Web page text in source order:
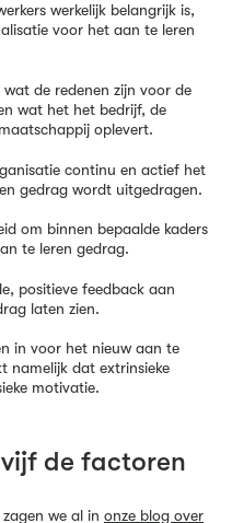
werkelijk belangrijk is,
voor het aan te leren
de redenen zijn voor de
wat het het bedrijf, de
oplevert.
continu en actief het
gedrag wordt uitgedragen.
om binnen bepaalde kaders
te leren gedrag.
positieve feedback aan
laten zien.
in voor het nieuw aan te
namelijk dat extrinsieke
motivatie.
de factoren
we al in onze blog over